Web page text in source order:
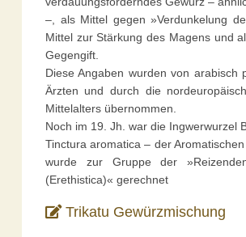
–, als Mittel gegen »Verdunkelung
Mittel zur Stärkung des Magens und
Gegengift.
Diese Angaben wurden von arabisch
Ärzten und durch die
Mittelalters übernommen.
Noch im 19. Jh. war die Ingwerwurzel
Tinctura aromatica – der
wurde zur Gruppe der
(Erethistica)« gerechnet
Trikatu Gewürzmischung